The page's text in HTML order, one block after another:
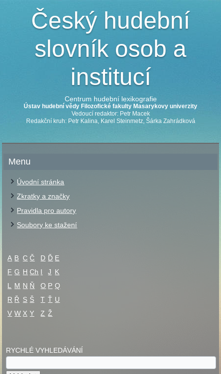
Český hudební
slovník osob a
institucí
Centrum hudební lexikografie
Ústav hudební vědy Filozofické fakulty Masarykovy univerzity
Vedoucí redaktor: Petr Macek
Redakční kruh: Petr Kalina, Karel Steinmetz, Šárka Zahrádková
Menu
Úvodní stránka
Zkratky a značky
Pravidla pro autory
Soubory ke stažení
A B C Č D Ď E
F G H Ch I J K
L
M N Ň O P Q
R Ř S Š T Ť U
V W X Y Z Ž
RYCHLÉ VYHLEDÁVÁNÍ